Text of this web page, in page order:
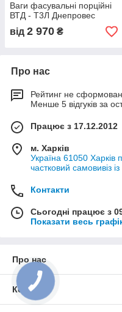
Ваги фасувальні порційні
ВТД - Т3Л Днепровес
від 2 970 ₴
Про нас
Рейтинг не
Менше 5 відгуків за
Працює з 17.12.2012
м. Харків
Україна 61050 Харків
частковий самовивіз
Контакти
Сьогодні працює з
Показати весь
Про нас
Контакти